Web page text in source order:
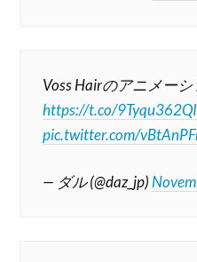
Voss Hairのアニメー
https://t.co/9Tyqu362QI
pic.twitter.com/
— ダル (@daz_jp)